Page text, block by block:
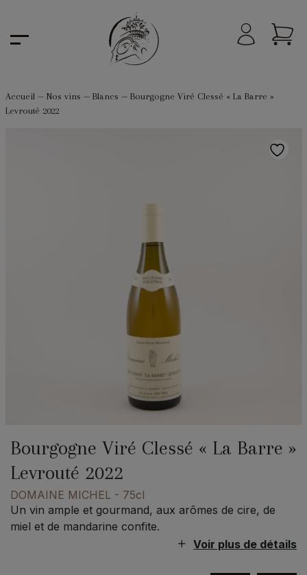
Accueil— Nos vins — Blancs — Bourgogne Viré Clessé « La Barre »
Levrouté 2022
Bourgogne Viré Clessé « La Barre »
Levrouté 2022
DOMAINE MICHEL - 75cl
Un vin ample et gourmand, aux arômes de cire, de
miel et de mandarine confite.
Voir plus de détails